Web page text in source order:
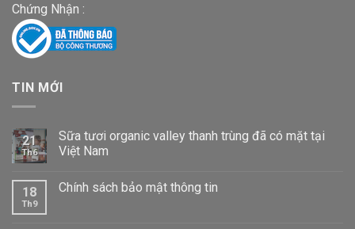
Chứng Nhận :
TIN MỚI
21
Th6
Sữa tươi organic valley thanh trùng đã có mặt tại
Việt Nam
18
Th9
Chính sách bảo mật thông tin